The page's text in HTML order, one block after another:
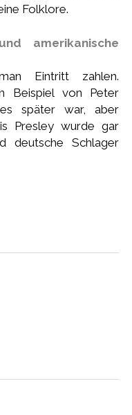
Folklore.
amerikanische
Eintritt zahlen.
Beispiel von Peter
später war, aber
Presley wurde gar
deutsche Schlager